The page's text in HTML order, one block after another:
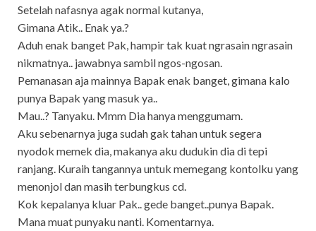
Setelah nafasnya agak normal kutanya,
Gimana Atik.. Enak ya.?
Aduh enak banget Pak, hampir tak kuat ngrasain ngrasain
nikmatnya.. jawabnya sambil ngos-ngosan.
Pemanasan aja mainnya Bapak enak banget, gimana kalo
punya Bapak yang masuk ya..
Mau..? Tanyaku. Mmm Dia hanya menggumam.
Aku sebenarnya juga sudah gak tahan untuk segera
nyodok memek dia, makanya aku dudukin dia di tepi
ranjang. Kuraih tangannya untuk memegang kontolku yang
menonjol dan masih terbungkus cd.
Kok kepalanya kluar Pak.. gede banget..punya Bapak.
Mana muat punyaku nanti. Komentarnya.